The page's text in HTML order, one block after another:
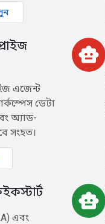
এজেন্ট
ডেটা
অ্যাড-
সংহত।
smart_toy
এবং
smart_toy